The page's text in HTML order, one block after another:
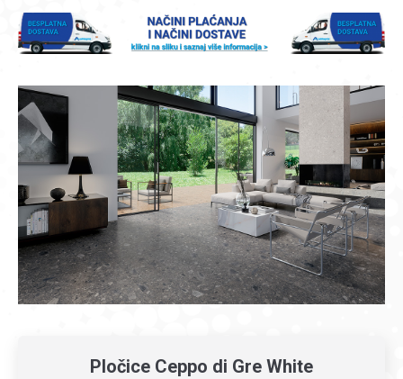
Pločice Ceppo di Gre White